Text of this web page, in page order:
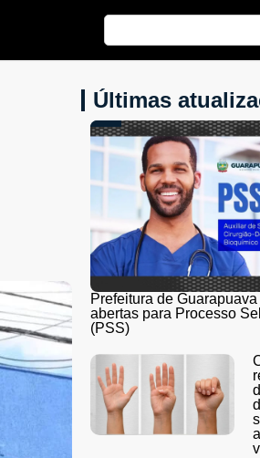
Últimas
Prefeitura de
abertas para Processo
(PSS)